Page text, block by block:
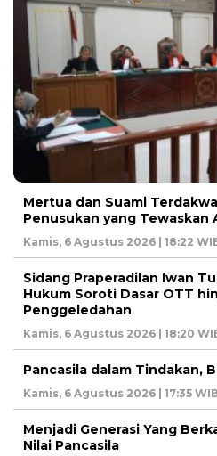
Mertua dan Suami
Penusukan yang Tewaskan
Kamis, 6 Agustus 2026 | 18:22
Sidang Praperadilan Iwan
Hukum Soroti Dasar OTT
Penggeledahan
Kamis, 6 Agustus 2026 | 18:20
Pancasila dalam Tindakan,
Kamis, 6 Agustus 2026 | 17:35
Menjadi Generasi Yang
Nilai Pancasila